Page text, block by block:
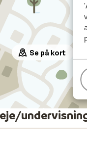
Se på kort